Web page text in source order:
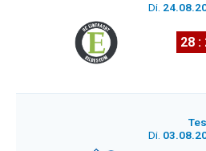
Di.
28 :
Di.